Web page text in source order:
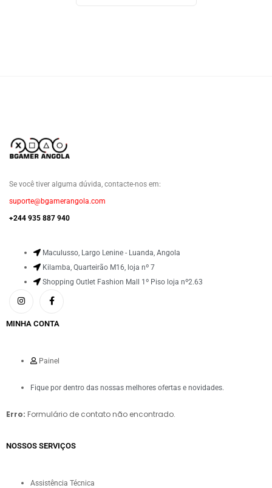
Se você tiver alguma dúvida, contacte-nos em:
suporte@bgamerangola.com
+244 935 887 940
Maculusso, Largo Lenine - Luanda, Angola
Kilamba, Quarteirão M16, loja nº 7
Shopping Outlet Fashion Mall 1º Piso loja nº2.63
MINHA CONTA
Painel
Fique por dentro das nossas melhores ofertas e novidades.
Erro: Formulário de contato não encontrado.
NOSSOS SERVIÇOS​
Assistência Técnica